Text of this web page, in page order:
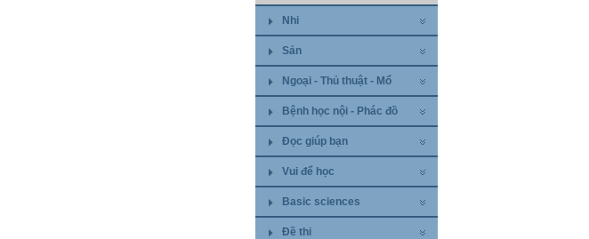
Nhi
Sản
Ngoại - Thủ thuật - Mổ
Bệnh học nội - Phác đồ
Đọc giúp bạn
Vui để học
Basic sciences
Đề thi